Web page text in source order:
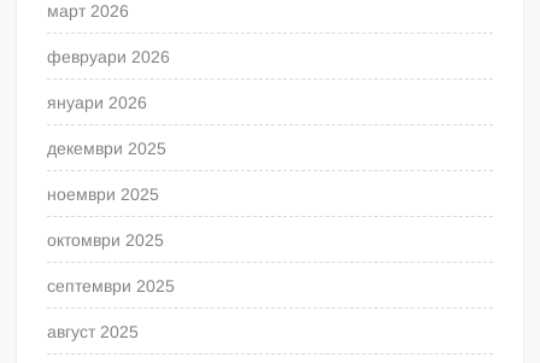
март 2026
февруари 2026
януари 2026
декември 2025
ноември 2025
октомври 2025
септември 2025
август 2025